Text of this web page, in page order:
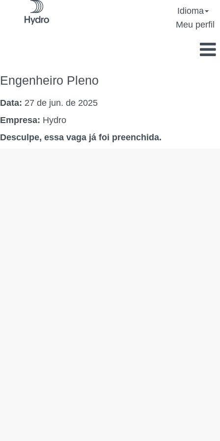
Idioma
Meu perfil
Engenheiro Pleno
Data: 27 de jun. de 2025
Empresa: Hydro
Desculpe, essa vaga já foi preenchida.